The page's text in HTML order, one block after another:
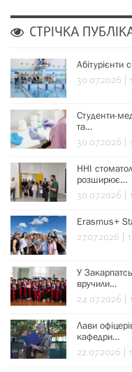
СТРІЧКА
Абітурієнти
30.07.2026 |
Студенти-
та…
30.07.2026 |
ННІ
розширює…
30.07.2026 |
Erasmus+
27.07.2026 |
У
вручили…
24.07.2026 |
Лави
кафедри…
22.07.2026 |